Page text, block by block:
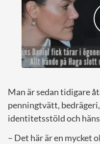
Man är sedan tidigare
penningtvätt,
identitetsstöld och
– Det här är en mycket